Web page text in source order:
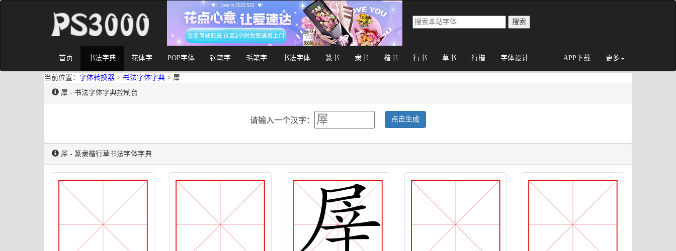
首页 书法字典 花体字 POP字体 钢笔字 毛笔字 书法字体 篆书 隶书 楷书 行书 草书 行楷 字体设计 APP下载 更多
当前位置： 字体转换器 > 书法字体字典 > 屖
屖 - 书法字体字典控制台
请输入一个汉字： 点击生成
屖 - 篆隶楷行草书法字体字典